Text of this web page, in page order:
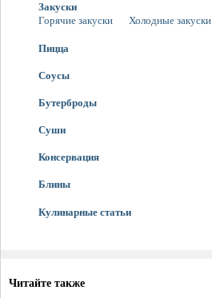
Закуски
Горячие закуски
Холодные закуски
Пицца
Соусы
Бутерброды
Суши
Консервация
Блины
Кулинарные статьи
Читайте также